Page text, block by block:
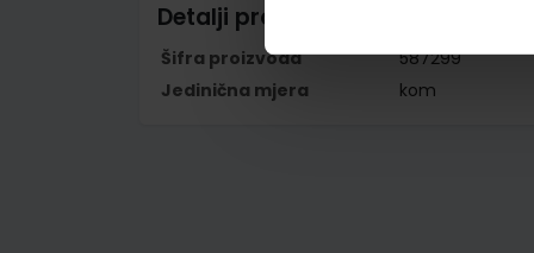
Detalji proizvoda
Šifra proizvoda
587299
Jedinična mjera
kom